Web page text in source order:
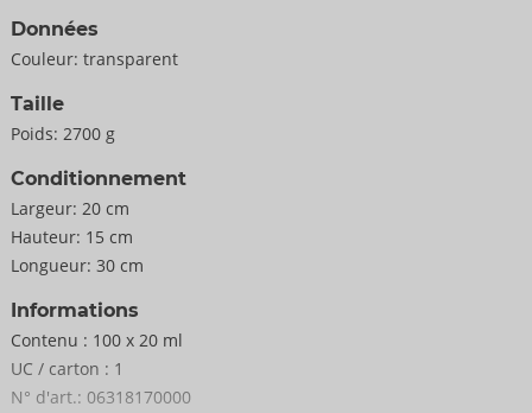
Données
Couleur: transparent
Taille
Poids: 2700 g
Conditionnement
Largeur: 20 cm
Hauteur: 15 cm
Longueur: 30 cm
Informations
Contenu : 100 x 20 ml
UC / carton : 1
N° d'art.: 06318170000